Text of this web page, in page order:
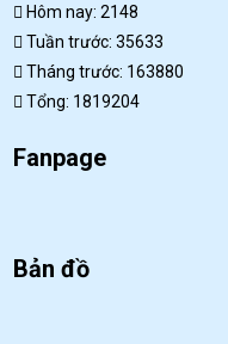
Hôm nay: 2148
Tuần trước: 35633
Tháng trước: 163880
Tổng: 1819204
Fanpage
Bản đồ